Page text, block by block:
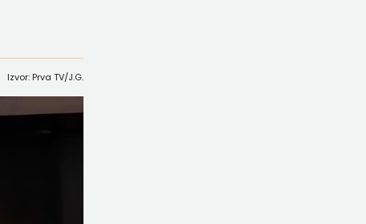
Izvor: Prva TV/J.G.